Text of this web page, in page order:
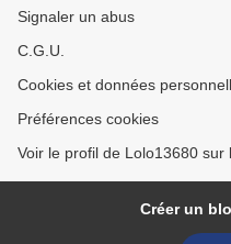
Signaler un abus
C.G.U.
Cookies et données
Préférences cookies
Voir le profil de Lolo13680 sur
Créer un